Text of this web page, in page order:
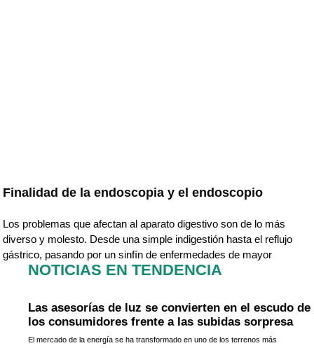
Finalidad de la endoscopia y el endoscopio
Los problemas que afectan al aparato digestivo son de lo más
diverso y molesto. Desde una simple indigestión hasta el reflujo
gástrico, pasando por un sinfín de enfermedades de mayor
NOTICIAS EN TENDENCIA
Las asesorías de luz se convierten en el escudo de
los consumidores frente a las subidas sorpresa
El mercado de la energía se ha transformado en uno de los terrenos más